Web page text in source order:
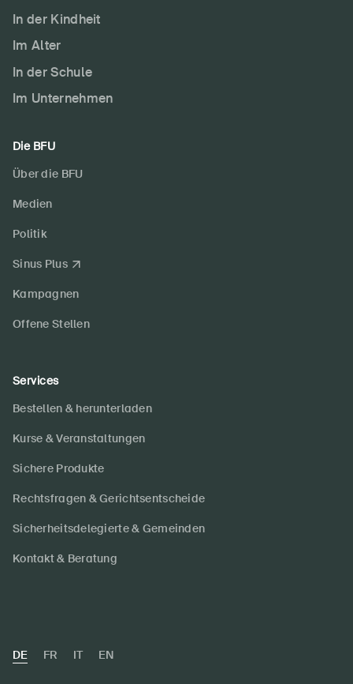
In der Kindheit
Im Alter
In der Schule
Im Unternehmen
Die BFU
Über die BFU
Medien
Politik
Sinus Plus
Kampagnen
Offene Stellen
Services
Bestellen & herunterladen
Kurse & Veranstaltungen
Sichere Produkte
Rechtsfragen & Gerichtsentscheide
Sicherheitsdelegierte & Gemeinden
Kontakt & Beratung
DE FR IT EN